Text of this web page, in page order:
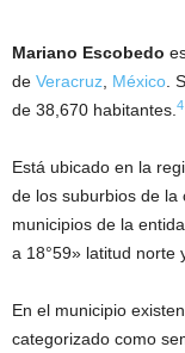
Mariano Escobedo
de Veracruz, México.
de 38,670 habitantes.4
Está ubicado en la
de los suburbios de la
municipios de la
a 18°59» latitud norte
En el municipio
categorizado como